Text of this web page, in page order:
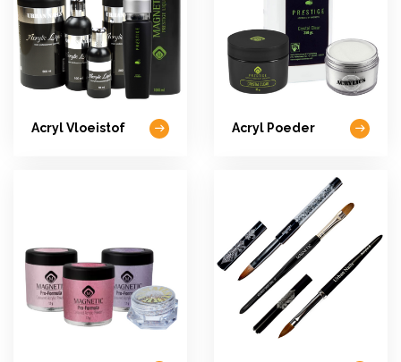
Acryl Vloeistof Acryl Poeder